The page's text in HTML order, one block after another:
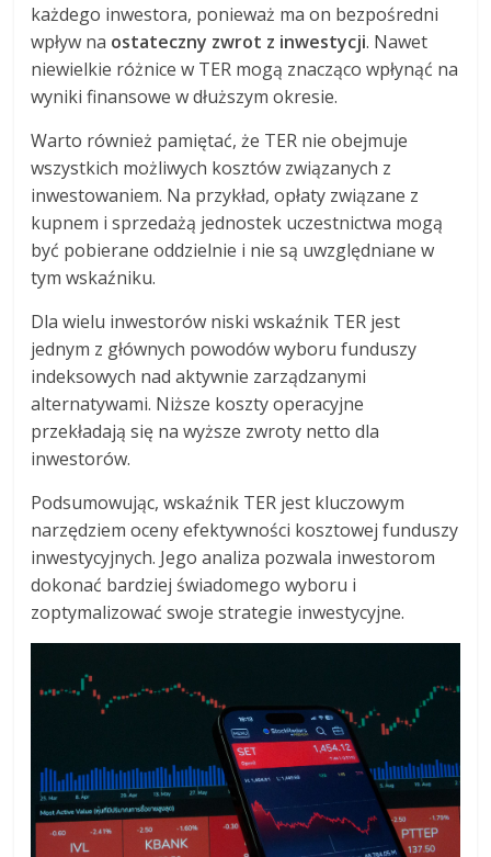
każdego inwestora, ponieważ ma on bezpośredni
wpływ na ostateczny zwrot z inwestycji. Nawet
niewielkie różnice w TER mogą znacząco wpłynąć na
wyniki finansowe w dłuższym okresie.
Warto również pamiętać, że TER nie obejmuje
wszystkich możliwych kosztów związanych z
inwestowaniem. Na przykład, opłaty związane z
kupnem i sprzedażą jednostek uczestnictwa mogą
być pobierane oddzielnie i nie są uwzględniane w
tym wskaźniku.
Dla wielu inwestorów niski wskaźnik TER jest
jednym z głównych powodów wyboru funduszy
indeksowych nad aktywnie zarządzanymi
alternatywami. Niższe koszty operacyjne
przekładają się na wyższe zwroty netto dla
inwestorów.
Podsumowując, wskaźnik TER jest kluczowym
narzędziem oceny efektywności kosztowej funduszy
inwestycyjnych. Jego analiza pozwala inwestorom
dokonać bardziej świadomego wyboru i
zoptymalizować swoje strategie inwestycyjne.